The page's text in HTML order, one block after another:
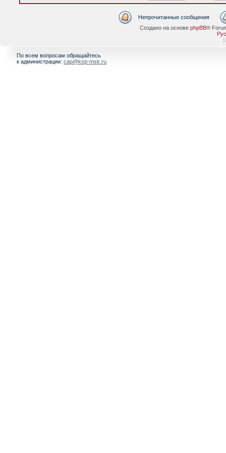
Непрочитанные сообщения
Создано на основе phpBB®
[
По всем вопросам обращайтесь
к администрации: cap@ksp-msk.ru